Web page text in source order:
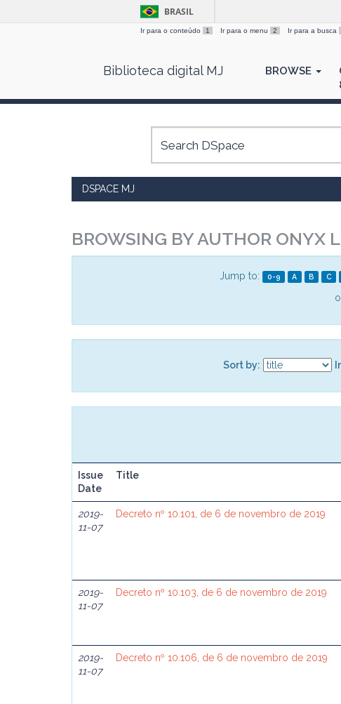
BRASIL
Ir para o conteúdo 1 Ir para o menu 2 Ir para a busca
Biblioteca digital MJ BROWSE
DSPACE MJ
BROWSING BY AUTHOR ONYX
Jump to: 0-9 A B C
Sort by:
Issue
Date
Title
2019-
11-07
Decreto nº 10.101, de 6 de novembro de 2019
2019-
11-07
Decreto nº 10.103, de 6 de novembro de 2019
2019-
11-07
Decreto nº 10.106, de 6 de novembro de 2019